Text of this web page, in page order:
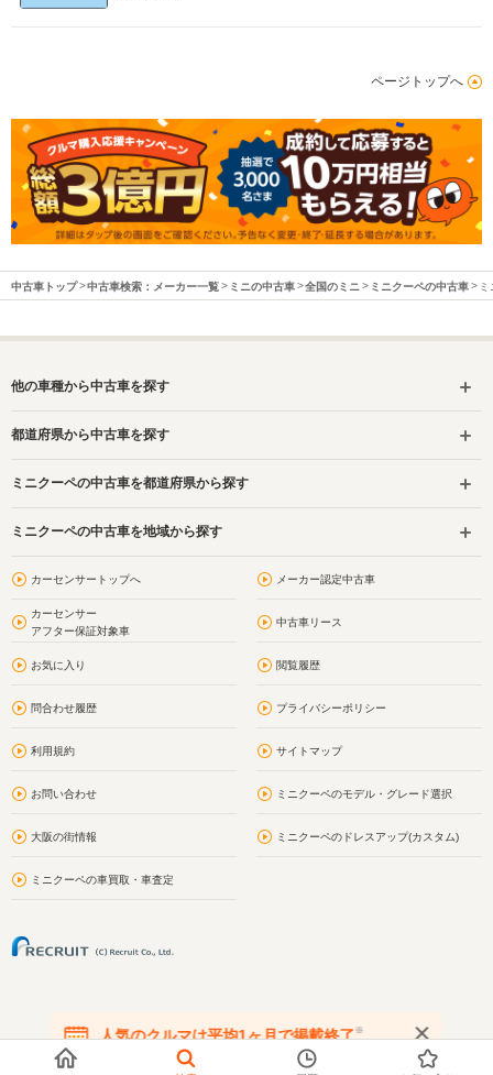
ページトップへ
中古車トップ 中古車検索：メーカー一覧 ミニの中古車 全国のミニ ミニクーペの中古車
他の車種から中古車を探す
都道府県から中古車を探す
ミニクーペの中古車を都道府県から探す
ミニクーペの中古車を地域から探す
カーセンサートップへ メーカー認定中古車
カーセンサー
アフター保証対象車
中古車リース
お気に入り 閲覧履歴
問合わせ履歴 プライバシーポリシー
利用規約 サイトマップ
お問い合わせ ミニクーペのモデル・グレード選択
大阪の街情報 ミニクーペのドレスアップ(カスタム)
ミニクーペの車買取・車査定
人気のクルマは平均1ヶ月で掲載終了※
在庫が無くなる前にお問い合わせください